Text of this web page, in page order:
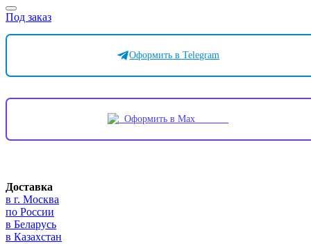
Под заказ
Оформить в Telegram
Оформить в Max
Доставка
в г. Москва
по России
в Беларусь
в Казахстан